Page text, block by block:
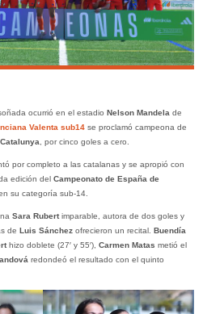
ocurrió en el estadio Nelson Mandela de
Valenta sub14 se proclamó campeona de
Catalunya , por cinco goles a cero.
por completo a las catalanas y se apropió con
edición del Campeonato de España de
su categoría sub-14.
Sara Rubertimparable, autora de dos goles y
de Luis Sánchezofrecieron un recital. Buendía
hizo doblete (27′ y 55′), Carmen Matas metió el
redondeó el resultado con el quinto